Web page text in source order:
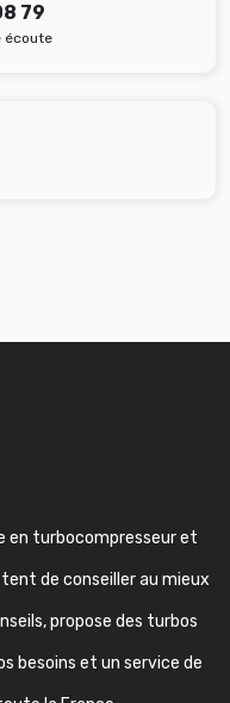
79
écoute
en turbocompresseur et
de conseiller au mieux
propose des turbos
besoins et un service de